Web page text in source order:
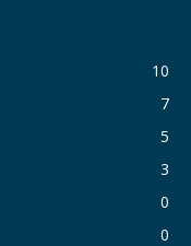
10
7
5
3
0
0